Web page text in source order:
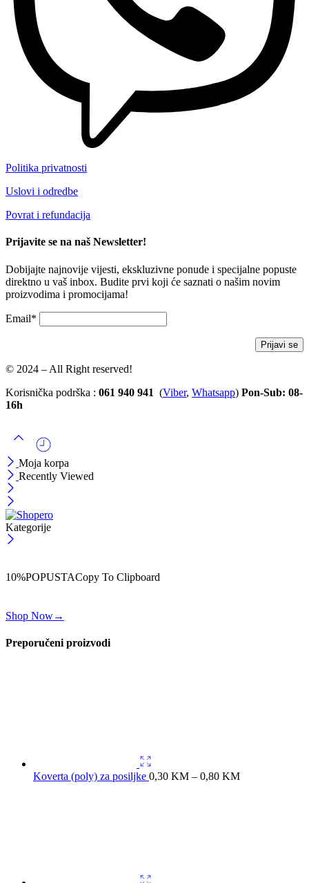
Politika privatnosti
Uslovi i odredbe
Povrat i refundacija
Prijavite se na naš Newsletter!
Dobijajte najnovije vijesti, ekskluzivne ponude i specijalne popuste
direktno u vaš inbox. Budite prvi koji će saznati o našim novim
proizvodima i promocijama!
Email*
© 2024 – All Right reserved!
Korisnička podrška : 061 940 941 (Viber, Whatsapp) Pon-Sub: 08-
16h
Moja korpa
Recently Viewed
Kategorije
10%POPUSTACopy To Clipboard
Shop Now→
Preporučeni proizvodi
Koverta (poly) za posiljke 0,30 KM – 0,80 KM